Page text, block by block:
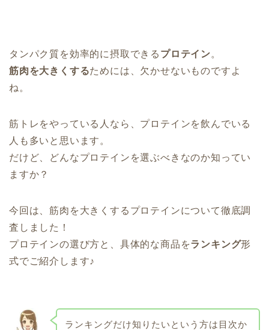
タンパク質を効率的に摂取できる プロテイン。
筋肉を大きくするためには、欠かせないものですよ
ね。
筋トレをやっている人なら、プロテインを飲んでいる
人も多いと思います。
だけど、どんなプロテインを選ぶべきなのか知ってい
ますか？
今回は、筋肉を大きくするプロテインについて徹底調
査しました！
プロテインの選び方と、具体的な商品をランキング形
式でご紹介します♪
ランキングだけ知りたいという方は目次か